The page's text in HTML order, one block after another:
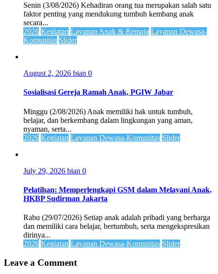
Senin (3/08/2026) Kehadiran orang tua merupakan salah satu
faktor penting yang mendukung tumbuh kembang anak
secara...
2026 Kegiatan Layanan Anak & Remaja Layanan Dewasa-
Komunitas Slider
August 2, 2026 bian 0
Sosialisasi Gereja Ramah Anak, PGIW Jabar
Minggu (2/08/2026) Anak memiliki hak untuk tumbuh,
belajar, dan berkembang dalam lingkungan yang aman,
nyaman, serta...
2026 Kegiatan Layanan Dewasa-Komunitas Slider
July 29, 2026 bian 0
Pelatihan: Memperlengkapi GSM dalam Melayani Anak,
HKBP Sudirman Jakarta
Rabu (29/07/2026) Setiap anak adalah pribadi yang berharga
dan memiliki cara belajar, bertumbuh, serta mengekspresikan
dirinya...
2026 Kegiatan Layanan Dewasa-Komunitas Slider
Leave a Comment